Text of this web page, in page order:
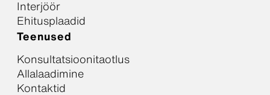
Interjöör
Ehitusplaadid
Teenused
Konsultatsioonitaotlus
Allalaadimine
Kontaktid